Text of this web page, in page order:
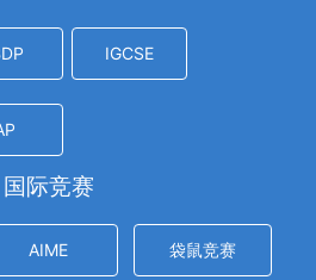
IGCSE
国际竞赛
AIME 袋鼠竞赛